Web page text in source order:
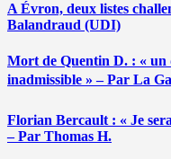
A Évron, deux listes
Balandraud (UDI)
Mort de Quentin D. : « un
inadmissible » – Par La
Florian Bercault : « Je
– Par Thomas H.